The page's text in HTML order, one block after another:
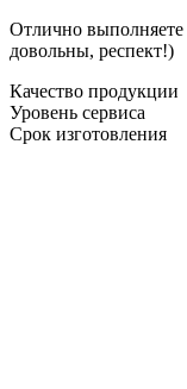
Отлично выполняете
довольны, респект!)
Качество продукции
Уровень сервиса
Срок изготовления